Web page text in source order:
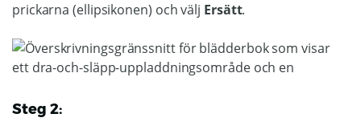
prickarna (ellipsikonen) och välj Ersätt.
Steg 2: